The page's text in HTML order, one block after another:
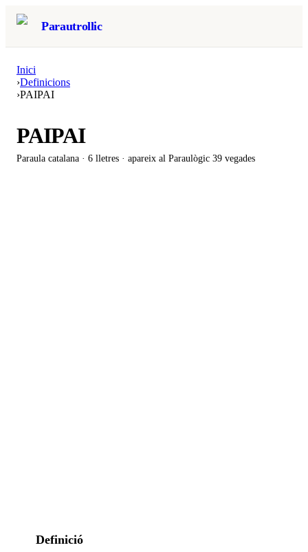
Parautrollic
Inici
›Definicions
›PAIPAI
PAIPAI
Paraula catalana · 6 lletres · apareix al Paraulògic 39 vegades
Definició